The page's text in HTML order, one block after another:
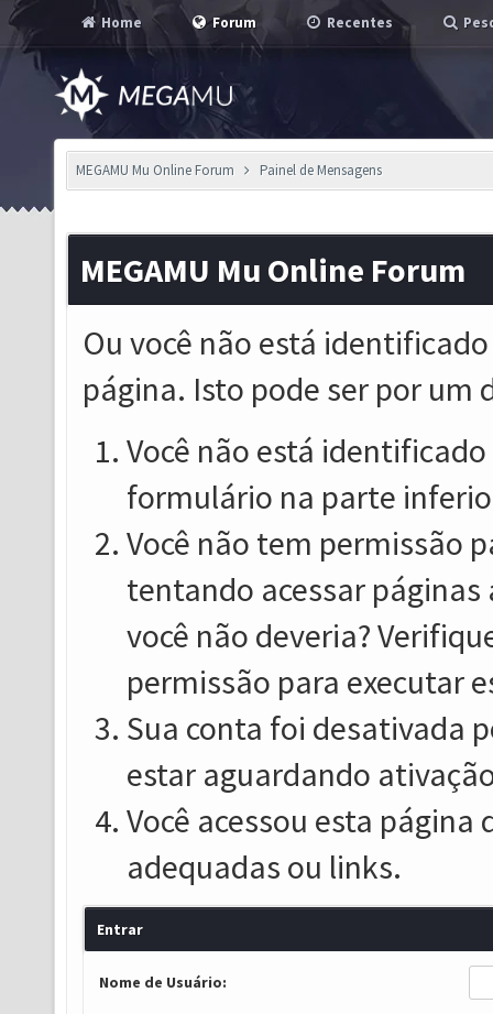
Home Forum Recentes
MEGAMU Mu Online Forum Painel de Mensagens
MEGAMU Mu Online Forum
Ou você não está
página. Isto pode ser por um
Você não está
formulário na parte
Você não tem permissão
tentando acessar
você não deveria?
permissão para executar
Sua conta foi desativada
estar aguardando
Você acessou esta
adequadas ou links.
Entrar
Nome de Usuário: